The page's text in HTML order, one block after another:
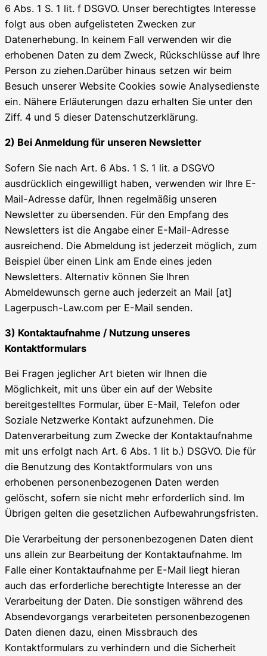
6 Abs. 1 S. 1 lit. f DSGVO. Unser berechtigtes Interesse
folgt aus oben aufgelisteten Zwecken zur
Datenerhebung. In keinem Fall verwenden wir die
erhobenen Daten zu dem Zweck, Rückschlüsse auf Ihre
Person zu ziehen.Darüber hinaus setzen wir beim
Besuch unserer Website Cookies sowie Analysedienste
ein. Nähere Erläuterungen dazu erhalten Sie unter den
Ziff. 4 und 5 dieser Datenschutzerklärung.
2) Bei Anmeldung für unseren Newsletter
Sofern Sie nach Art. 6 Abs. 1 S. 1 lit. a DSGVO
ausdrücklich eingewilligt haben, verwenden wir Ihre E-
Mail-Adresse dafür, Ihnen regelmäßig unseren
Newsletter zu übersenden. Für den Empfang des
Newsletters ist die Angabe einer E-Mail-Adresse
ausreichend. Die Abmeldung ist jederzeit möglich, zum
Beispiel über einen Link am Ende eines jeden
Newsletters. Alternativ können Sie Ihren
Abmeldewunsch gerne auch jederzeit an Mail [at]
Lagerpusch-Law.com per E-Mail senden.
3) Kontaktaufnahme / Nutzung unseres
Kontaktformulars
Bei Fragen jeglicher Art bieten wir Ihnen die
Möglichkeit, mit uns über ein auf der Website
bereitgestelltes Formular, über E-Mail, Telefon oder
Soziale Netzwerke Kontakt aufzunehmen. Die
Datenverarbeitung zum Zwecke der Kontaktaufnahme
mit uns erfolgt nach Art. 6 Abs. 1 lit b.) DSGVO. Die für
die Benutzung des Kontaktformulars von uns
erhobenen personenbezogenen Daten werden
gelöscht, sofern sie nicht mehr erforderlich sind. Im
Übrigen gelten die gesetzlichen Aufbewahrungsfristen.
Die Verarbeitung der personenbezogenen Daten dient
uns allein zur Bearbeitung der Kontaktaufnahme. Im
Falle einer Kontaktaufnahme per E-Mail liegt hieran
auch das erforderliche berechtigte Interesse an der
Verarbeitung der Daten. Die sonstigen während des
Absendevorgangs verarbeiteten personenbezogenen
Daten dienen dazu, einen Missbrauch des
Kontaktformulars zu verhindern und die Sicherheit